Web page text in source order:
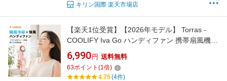
キリン国際 楽天市場店
【楽天1位受賞】【2026年モデル】 Torras -
COOLIFY Iva Go ハンディファン 携帯扇風機
強力 軽量 手持ち 熱中症 暑さ対策 冷却グッズ
夏アイテム 旅行 アウトドア
6,990 円 送料無料
63ポイント (1 倍)
4.75(4件)